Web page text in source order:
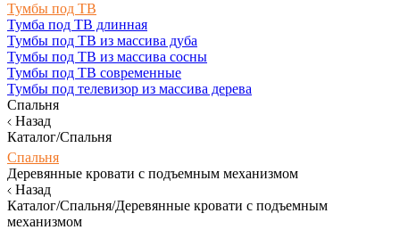
Тумбы под ТВ
Тумба под ТВ длинная
Тумбы под ТВ из массива дуба
Тумбы под ТВ из массива сосны
Тумбы под ТВ современные
Тумбы под телевизор из массива дерева
Спальня
Назад
Каталог/Спальня
Спальня
Деревянные кровати с подъемным механизмом
Назад
Каталог/Спальня/Деревянные кровати с подъемным
механизмом